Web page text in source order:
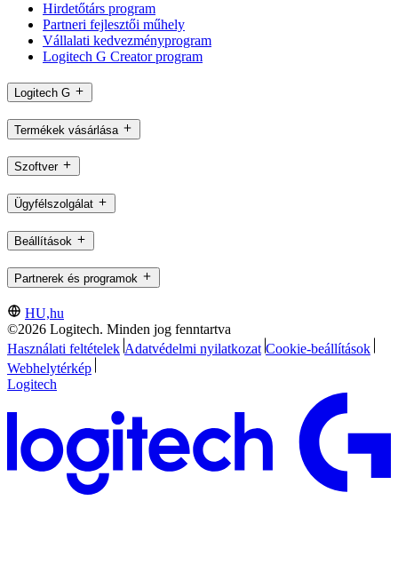
Hirdetőtárs program
Partneri fejlesztői műhely
Vállalati kedvezményprogram
Logitech G Creator program
Logitech G
Termékek vásárlása
Szoftver
Ügyfélszolgálat
Beállítások
Partnerek és programok
HU,hu
©2026 Logitech. Minden jog fenntartva
Használati feltételek Adatvédelmi nyilatkozat Cookie-beállítások
Webhelytérkép
Logitech